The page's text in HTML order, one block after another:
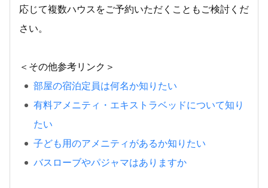
応じて複数ハウスをご予約いただくこともご検討くだ
さい。
＜その他参考リンク＞
部屋の宿泊定員は何名か知りたい
有料アメニティ・エキストラベッドについて知り
たい
子ども用のアメニティがあるか知りたい
バスローブやパジャマはありますか